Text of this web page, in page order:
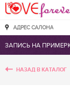
Love
АДРЕС САЛОНА
НАЗАД В КАТАЛОГ